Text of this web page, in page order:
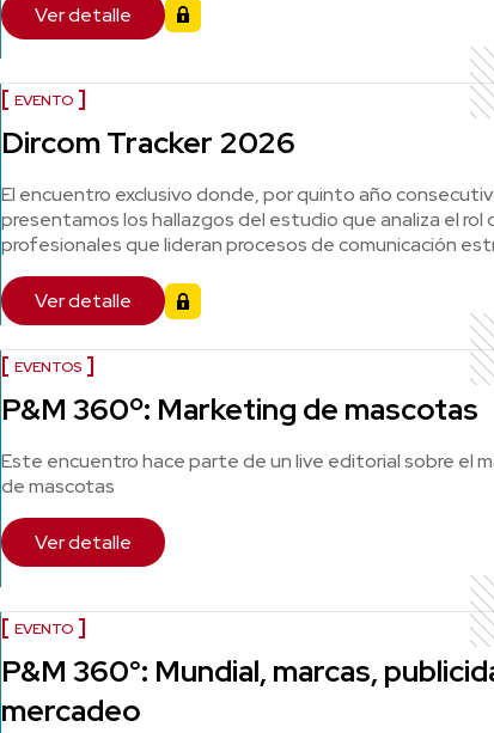
Ver detalle
EVENTO
Dircom Tracker 2026
El encuentro exclusivo donde, por quinto año
presentamos los hallazgos del estudio que analiza el rol
profesionales que lideran procesos de comunicación
Ver detalle
EVENTOS
P&M 360º: Marketing de mascotas
Este encuentro hace parte de un live editorial sobre el
de mascotas
Ver detalle
EVENTO
P&M 360°: Mundial, marcas,
mercadeo